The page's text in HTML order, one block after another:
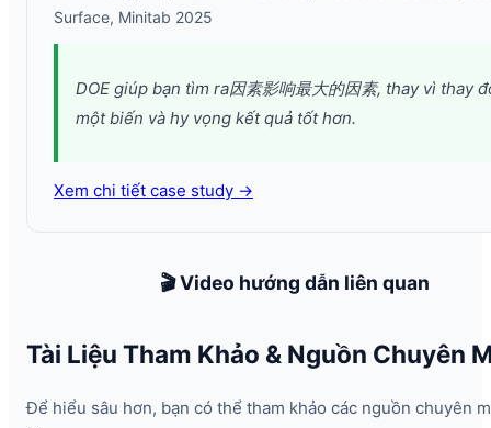
Surface, Minitab 2025
DOE giúp bạn tìm ra因素影响最大的因素, thay vì thay
một biến và hy vọng kết quả tốt hơn.
Xem chi tiết case study →
🎬 Video hướng dẫn liên quan
Tài Liệu Tham Khảo & Nguồn Chuyên
Để hiểu sâu hơn, bạn có thể tham khảo các nguồn chuyên